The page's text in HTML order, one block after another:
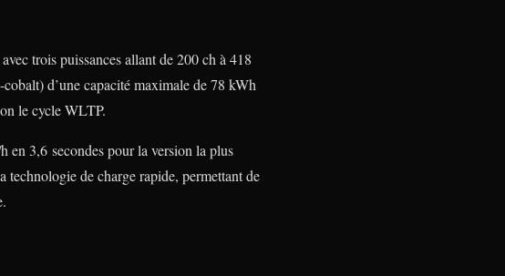
trois puissances allant de 200 ch à 418
d’une capacité maximale de 78 kWh
le cycle WLTP.
en 3,6 secondes pour la version la plus
technologie de charge rapide, permettant de